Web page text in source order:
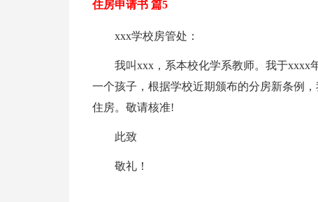
住房申请书 篇5
xxx学校房管处：
我叫xxx，系本校化学系教师。我于xxxx
一个孩子，根据学校近期颁布的分房新条例
住房。敬请核准!
此致
敬礼！